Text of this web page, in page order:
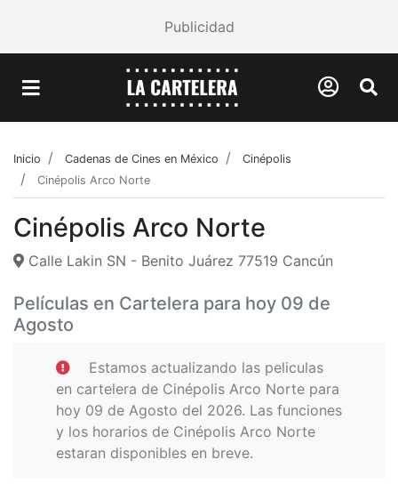
Publicidad
Inicio Cadenas de Cines en México
Cinépolis
Cinépolis Arco Norte
Cinépolis Arco Norte
Calle Lakin SN - Benito Juárez 77519 Cancún
Películas en Cartelera para hoy 09 de
Agosto
Estamos actualizando las peliculas
en cartelera de Cinépolis Arco Norte para
hoy 09 de Agosto del 2026. Las funciones
y los horarios de Cinépolis Arco Norte
estaran disponibles en breve.